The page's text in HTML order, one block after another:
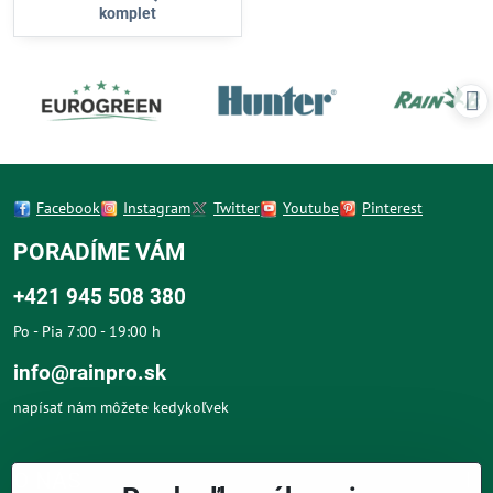
komplet
Facebook Instagram Twitter Youtube Pinterest
PORADÍME VÁM
+421 945 508 380
Po - Pia 7:00 - 19:00 h
info@rainpro.sk
napísať nám môžete kedykoľvek